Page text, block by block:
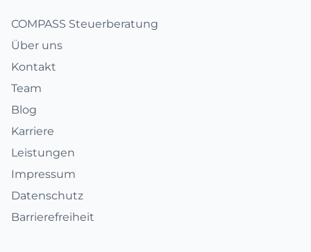
COMPASS Steuerberatung
Über uns
Kontakt
Team
Blog
Karriere
Leistungen
Impressum
Datenschutz
Barrierefreiheit